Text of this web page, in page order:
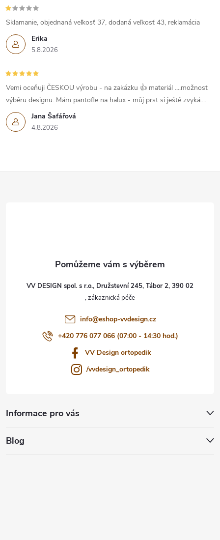
Erika
5.8.2026
Sklamanie, objednaná veľkosť 37, dodaná veľkosť 43, reklamácia
Jana Šafářová
4.8.2026
Vemi oceňuji ČESKOU výrobu - na zakázku 👍 materiál ....možnost
výběru designu. Mám pantofle na halux - můj prst si ještě zvyká....
VV DESIGN spol. s r.o., Družstevní 245, Tábor 2, 390 02
info@eshop-vvdesign.cz
+420 776 077 066 (07:00 - 14:30 hod.)
VV Design ortopedik
/vvdesign_ortopedik
Informace pro vás
Blog